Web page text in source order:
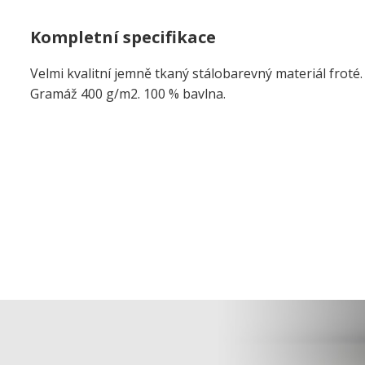
Kompletní specifikace
Velmi kvalitní jemně tkaný stálobarevný materiál froté.
Gramáž 400 g/m2. 100 % bavlna.